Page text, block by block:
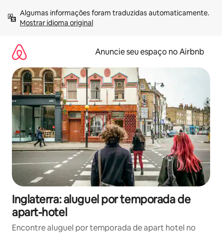
para
Mostrar idioma original
Anuncie seu espaço no Airbnb
Inglaterra: aluguel por temporada de
apart-hotel
Encontre aluguel por temporada de apart hotel no